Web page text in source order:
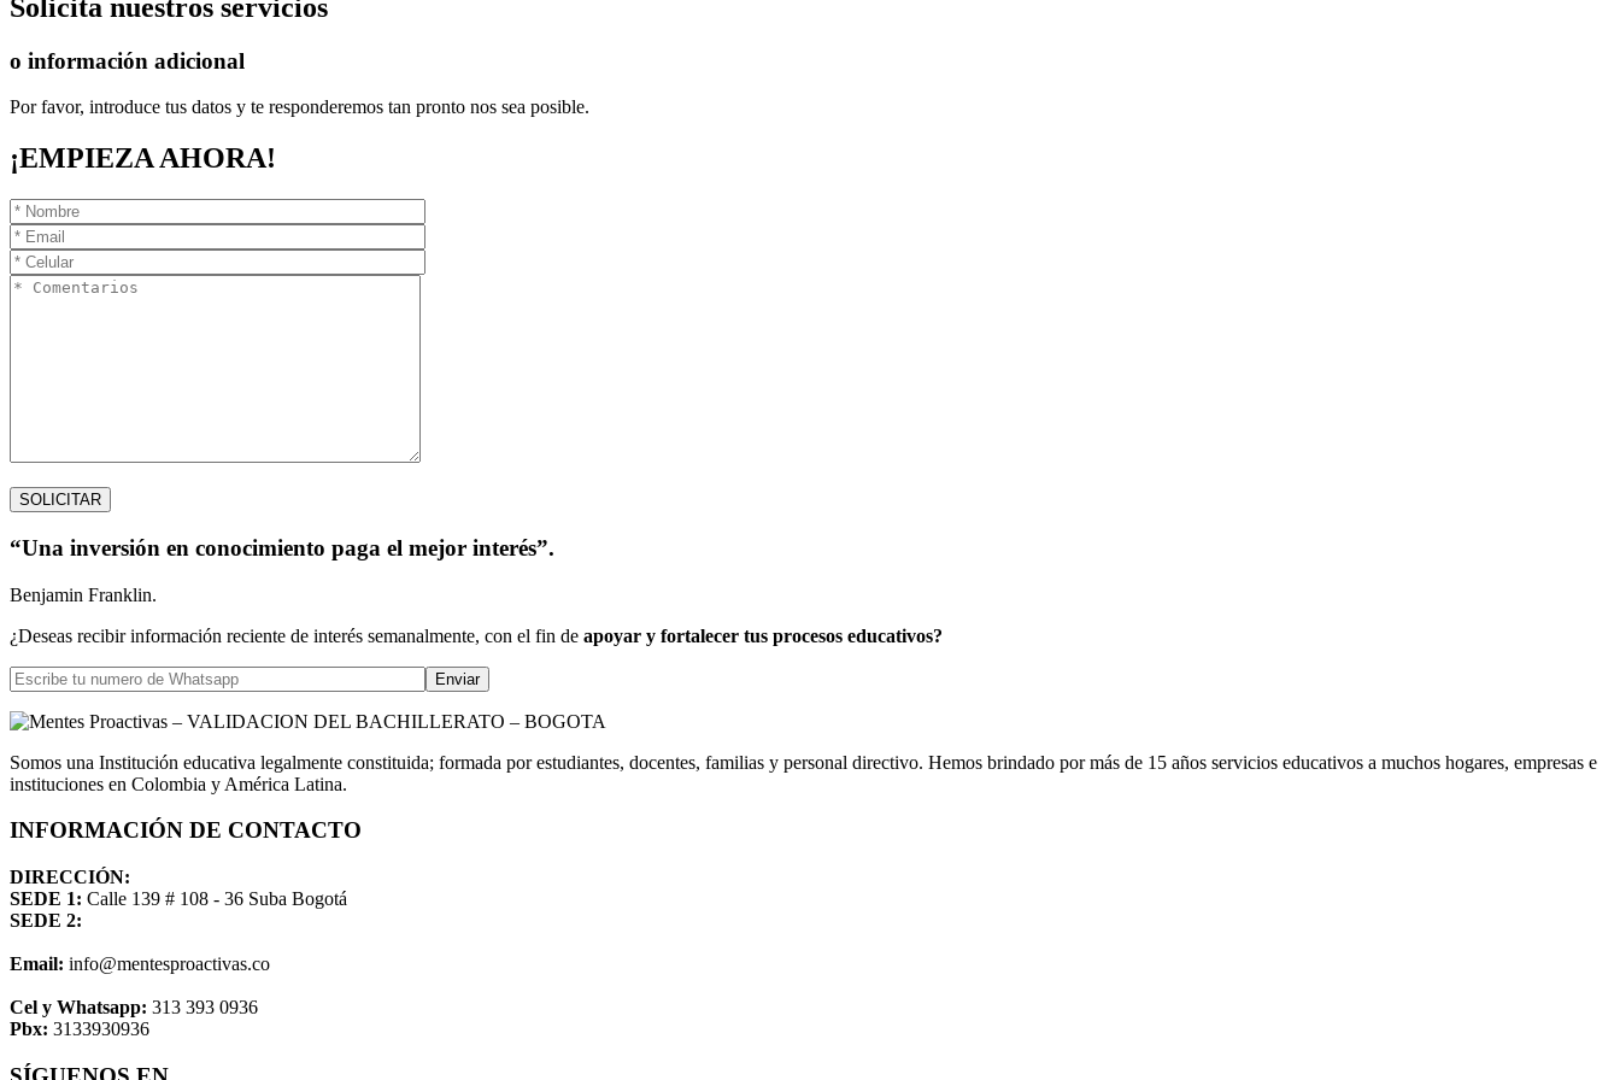
Solicita nuestros servicios
o información adicional
Por favor, introduce tus datos y te responderemos tan pronto nos sea posible.
¡EMPIEZA AHORA!
“Una inversión en conocimiento paga el mejor interés”.
Benjamin Franklin.
¿Deseas recibir información reciente de interés semanalmente, con el fin de apoyar y fortalecer tus procesos educativos?
Somos una Institución educativa legalmente constituida; formada por estudiantes, docentes, familias y personal directivo. Hemos brindado por más de 15 años servicios educativos a muchos hogares, empresas e
instituciones en Colombia y América Latina.
INFORMACIÓN DE CONTACTO
DIRECCIÓN:
SEDE 1: Calle 139 # 108 - 36 Suba Bogotá
SEDE 2:
Email: info@mentesproactivas.co
Cel y Whatsapp: 313 393 0936
Pbx: 3133930936